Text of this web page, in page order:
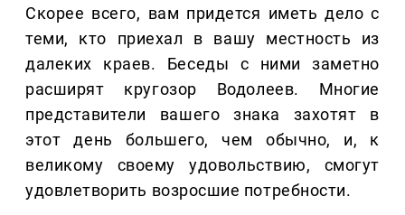
Скорее всего, вам придется иметь дело с
теми, кто приехал в вашу местность из
далеких краев. Беседы с ними заметно
расширят кругозор Водолеев. Многие
представители вашего знака захотят в
этот день большего, чем обычно, и, к
великому своему удовольствию, смогут
удовлетворить возросшие потребности.